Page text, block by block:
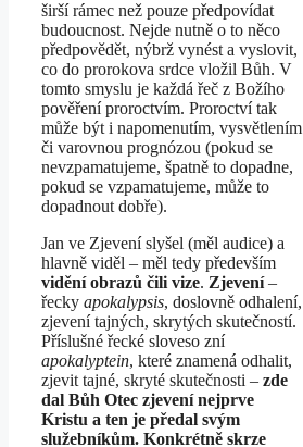
širší rámec než pouze předpovídat
budoucnost. Nejde nutně o to něco
předpovědět, nýbrž vynést a vyslovit,
co do prorokova srdce vložil Bůh. V
tomto smyslu je každá řeč z Božího
pověření proroctvím. Proroctví tak
může být i napomenutím, vysvětlením
či varovnou prognózou (pokud se
nevzpamatujeme, špatně to dopadne,
pokud se vzpamatujeme, může to
dopadnout dobře).
Jan ve Zjevení slyšel (měl audice) a
hlavně viděl – měl tedy především
vidění obrazů čili vize. Zjevení–
řecky apokalypsis, doslovně odhalení,
zjevení tajných, skrytých skutečností.
Příslušné řecké sloveso zní
apokalyptein, které znamená odhalit,
zjevit tajné, skryté skutečnosti – zde
dal Bůh Otec zjevení nejprve
Kristu a ten je předal svým
služebníkům. Konkrétně skrze